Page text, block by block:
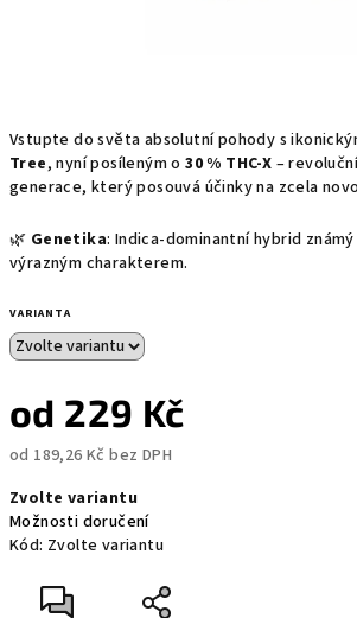
Vstupte do světa absolutní pohody s
Tree, nyní posíleným o30 % THC-X –
generace, který posouvá účinky na zcela
🌿 Genetika: Indica-dominantní hybrid
výrazným charakterem.
VARIANTA
od 229 Kč
od 189,26 Kč bez DPH
cena:
Zvolte variantu
Možnosti doručení
Kód: Zvolte variantu